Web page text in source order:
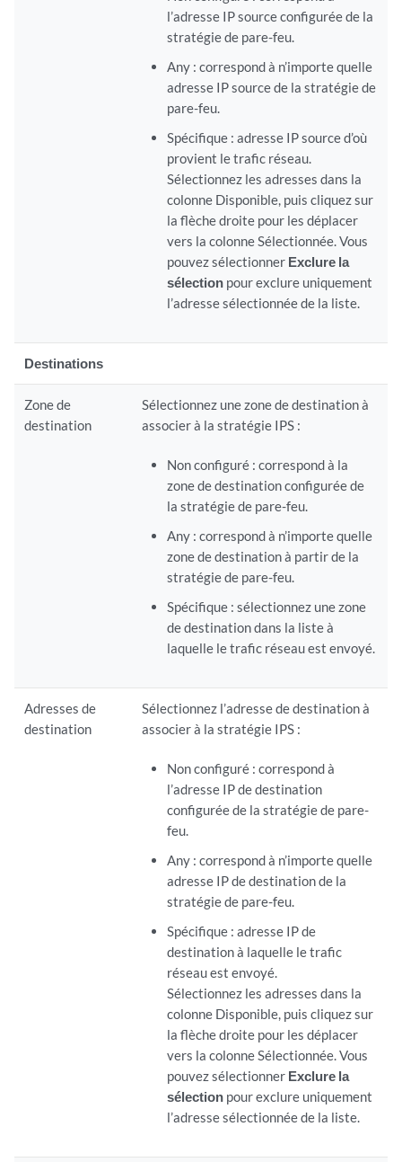
l’adresse IP source configurée de la
stratégie de pare-feu.
Any : correspond à n’importe quelle
adresse IP source de la stratégie de
pare-feu.
Spécifique : adresse IP source d’où
provient le trafic réseau.
Sélectionnez les adresses dans la
colonne Disponible, puis cliquez sur
la flèche droite pour les déplacer
vers la colonne Sélectionnée. Vous
pouvez sélectionner Exclure la
sélectionpour exclure uniquement
l’adresse sélectionnée de la liste.
Destinations
Zone de
destination
Sélectionnez une zone de destination à
associer à la stratégie IPS :
Non configuré : correspond à la
zone de destination configurée de
la stratégie de pare-feu.
Any : correspond à n’importe quelle
zone de destination à partir de la
stratégie de pare-feu.
Spécifique : sélectionnez une zone
de destination dans la liste à
laquelle le trafic réseau est envoyé.
Adresses de
destination
Sélectionnez l’adresse de destination à
associer à la stratégie IPS :
Non configuré : correspond à
l’adresse IP de destination
configurée de la stratégie de pare-
feu.
Any : correspond à n’importe quelle
adresse IP de destination de la
stratégie de pare-feu.
Spécifique : adresse IP de
destination à laquelle le trafic
réseau est envoyé.
Sélectionnez les adresses dans la
colonne Disponible, puis cliquez sur
la flèche droite pour les déplacer
vers la colonne Sélectionnée. Vous
pouvez sélectionner Exclure la
sélectionpour exclure uniquement
l’adresse sélectionnée de la liste.